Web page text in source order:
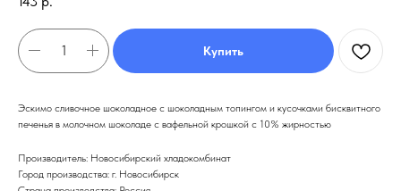
Купить
Эскимо сливочное шоколадное с шоколадным топингом и кусочками бисквитного
печенья в молочном шоколаде с вафельной крошкой с 10% жирностью
Производитель: Новосибирский хладокомбинат
Город производства: г. Новосибирск